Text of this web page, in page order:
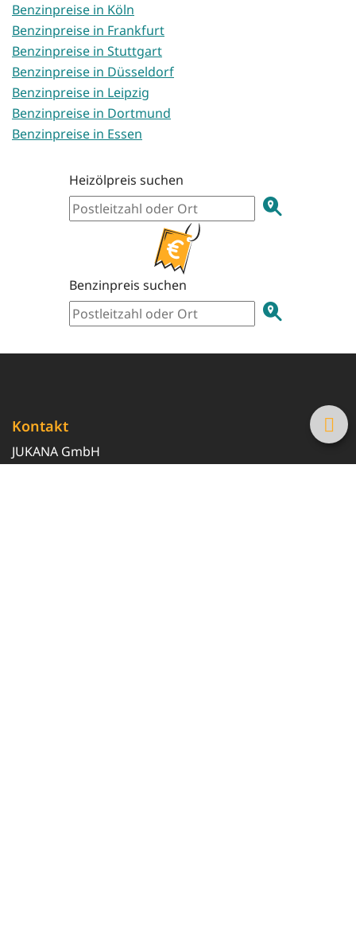
Benzinpreise in Köln
Benzinpreise in Frankfurt
Benzinpreise in Stuttgart
Benzinpreise in Düsseldorf
Benzinpreise in Leipzig
Benzinpreise in Dortmund
Benzinpreise in Essen
Heizölpreis suchen
Benzinpreis suchen
Kontakt
JUKANA GmbH